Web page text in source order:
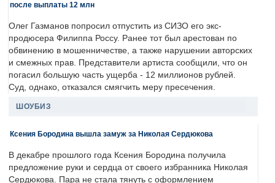
после выплаты 12 млн
Олег Газманов попросил отпустить из СИЗО его экс-
продюсера Филиппа Россу. Ранее тот был арестован по
обвинению в мошенничестве, а также нарушении авторских
и смежных прав. Представители артиста сообщили, что он
погасил большую часть ущерба - 12 миллионов рублей.
Суд, однако, отказался смягчить меру пресечения.
ШОУБИЗ
Ксения Бородина вышла замуж за Николая Сердюкова
В декабре прошлого года Ксения Бородина получила
предложение руки и сердца от своего избранника Николая
Сердюкова. Пара не стала тянуть с оформлением